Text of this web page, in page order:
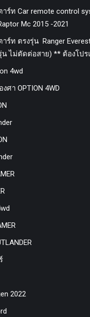
ร์ท Car remote control
Mc 2015 -2021
ร์ท ตรงรุ่น Ranger
น ไม่ตัดต่อสาย) ** ต้องโป
4wd
ศา OPTION 4WD
2022